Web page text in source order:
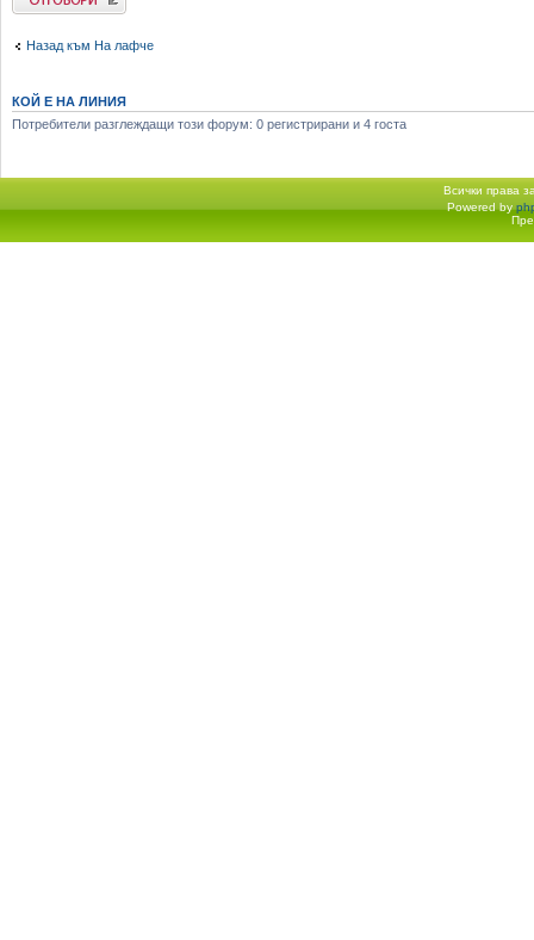
Назад към На лафче
КОЙ Е НА ЛИНИЯ
Потребители разглеждащи този форум: 0 регистрирани и 4 госта
Всички права
Начало форум Powered by